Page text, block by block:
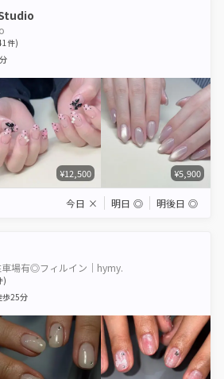
件)
¥12,500 ¥5,900
今日 × 明日 ◎ 明後日 ◎
車場有◎フィルイン｜hymy.
)
歩25分